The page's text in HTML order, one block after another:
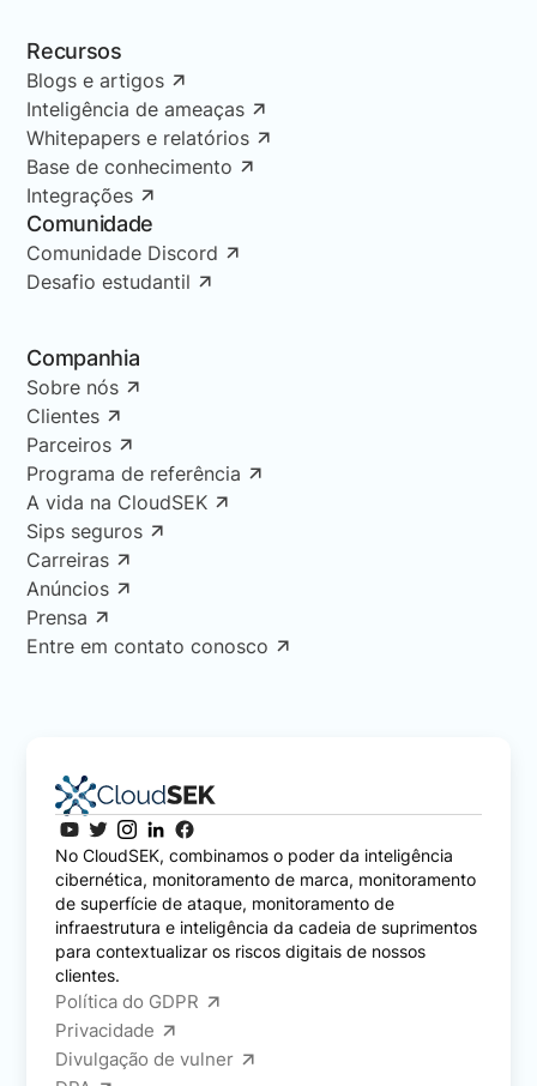
Recursos
Blogs e artigos
Inteligência de ameaças
Whitepapers e relatórios
Base de conhecimento
Integrações
Comunidade
Comunidade Discord
Desafio estudantil
Companhia
Sobre nós
Clientes
Parceiros
Programa de referência
A vida na CloudSEK
Sips seguros
Carreiras
Anúncios
Prensa
Entre em contato conosco
No CloudSEK, combinamos o poder da inteligência
cibernética, monitoramento de marca, monitoramento
de superfície de ataque, monitoramento de
infraestrutura e inteligência da cadeia de suprimentos
para contextualizar os riscos digitais de nossos
clientes.
Política do GDPR
Privacidade
Divulgação de vulner